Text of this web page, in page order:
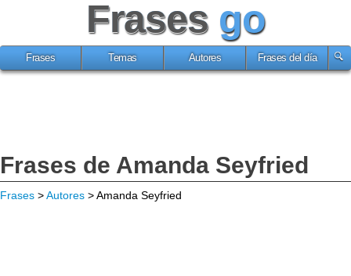
Frases go
Frases Temas Autores Frases del día
Frases de Amanda Seyfried
Frases >Autores > Amanda Seyfried